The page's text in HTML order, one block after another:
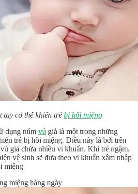
tay có thể khiến trẻ bị hôi miệng
dụng núm vú giả là một trong những
trẻ bị hôi miệng. Điều này là bởi trên
giả chứa nhiều vi khuẩn. Khi trẻ ngậm,
vệ sinh sẽ đưa theo vi khuẩn xâm nhập
miệng
miệng hàng ngày